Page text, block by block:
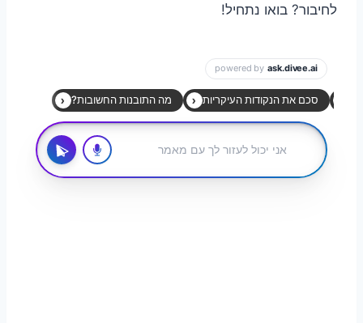
לחיבור? בואו נתחיל!